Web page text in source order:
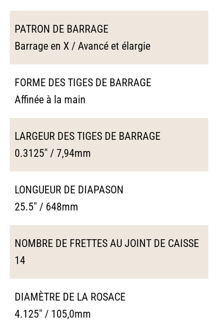
PATRON DE BARRAGE
Barrage en X / Avancé et élargie
FORME DES TIGES DE BARRAGE
Affinée à la main
LARGEUR DES TIGES DE BARRAGE
0.3125" / 7,94mm
LONGUEUR DE DIAPASON
25.5" / 648mm
NOMBRE DE FRETTES AU JOINT DE CAISSE
14
DIAMÈTRE DE LA ROSACE
4.125" / 105,0mm